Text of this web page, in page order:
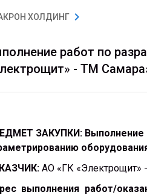
ХОЛДИНГ chevron_right
работ по
- ТМ
ЗАКУПКИ: Выполнение
АО «ГК «Электрощит»
выполнения работ/